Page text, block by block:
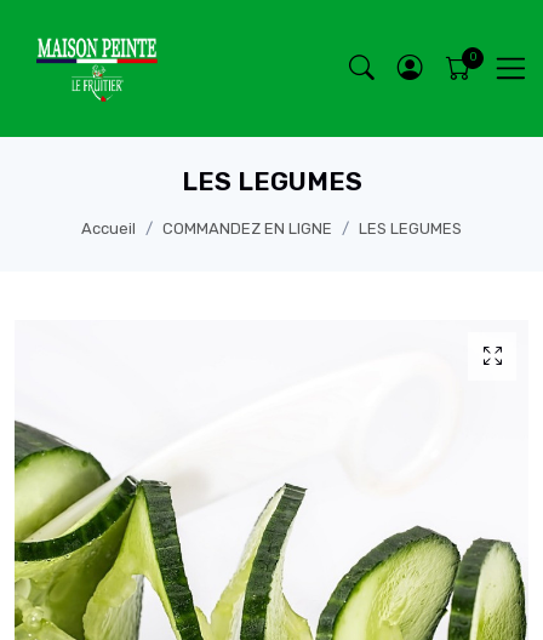
LES LEGUMES
Accueil COMMANDEZ EN LIGNE LES LEGUMES